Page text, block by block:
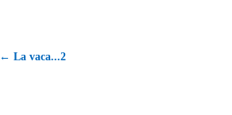
← La vaca...2